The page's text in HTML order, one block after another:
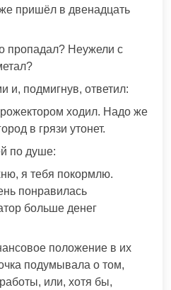
пришёл в двенадцать
пропадал? Неужели с
и, подмигнув, ответил:
ходил. Надо же
в грязи утонет.
по душе:
я тебя покормлю.
понравилась
больше денег
положение в их
подумывала о том,
или, хотя бы,